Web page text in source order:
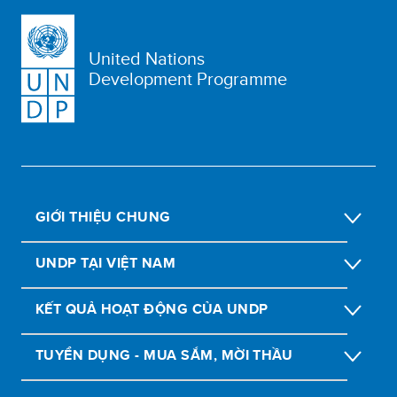
United Nations
Development Programme
GIỚI THIỆU CHUNG
UNDP TẠI VIỆT NAM
KẾT QUẢ HOẠT ĐỘNG CỦA UNDP
TUYỂN DỤNG - MUA SẮM, MỜI THẦU